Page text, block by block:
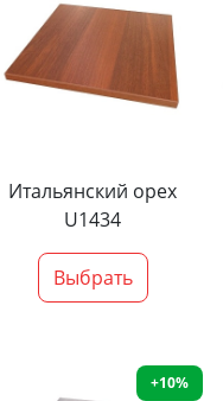
Итальянский орех
U1434
Выбрать
+10%